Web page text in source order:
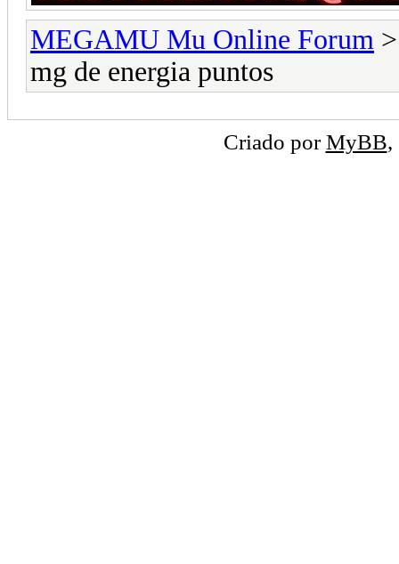
MEGAMU Mu Online Forum
mg de energia puntos
Criado porMyBB,